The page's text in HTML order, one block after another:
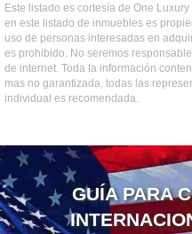
Este listado es cortesía de One
en este listado de inmuebles es
uso de personas interesadas en
es prohibido. No seremos
de internet. Toda la información
mas no garantizada, todas las
individual es recomendada.
GUÍA PARA